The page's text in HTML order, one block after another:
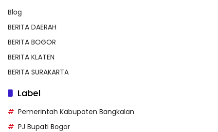
Blog
BERITA DAERAH
BERITA BOGOR
BERITA KLATEN
BERITA SURAKARTA
Label
Pemerintah Kabupaten Bangkalan
PJ Bupati Bogor